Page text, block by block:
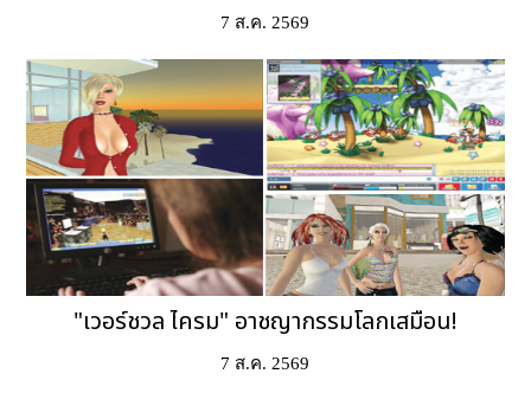
7 ส.ค. 2569
"เวอร์ชวล ไครม" อาชญากรรมโลกเสมือน!
7 ส.ค. 2569